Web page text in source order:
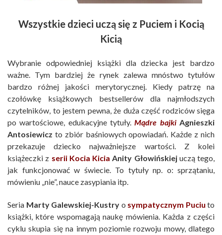
Wszystkie dzieci uczą się z Puciem i Kocią
Kicią
Wybranie odpowiedniej książki dla dziecka jest bardzo
ważne. Tym bardziej że rynek zalewa mnóstwo tytułów
bardzo różnej jakości merytorycznej. Kiedy patrzę na
czołówkę książkowych bestsellerów dla najmłodszych
czytelników, to jestem pewna, że duża część rodziców sięga
po wartościowe, edukacyjne tytuły.Mądre bajki Agnieszki
Antosiewicz to zbiór baśniowych opowiadań. Każde z nich
przekazuje dziecko najważniejsze wartości. Z kolei
książeczki z serii Kocia Kicia Anity Głowińskiejuczą tego,
jak funkcjonować w świecie. To tytuły np. o: sprzątaniu,
mówieniu „nie”, nauce zasypiania itp.
Seria Marty Galewskiej-Kustry o sympatycznym Puciu to
książki, które wspomagają naukę mówienia. Każda z części
cyklu skupia się na innym poziomie rozwoju mowy, dlatego